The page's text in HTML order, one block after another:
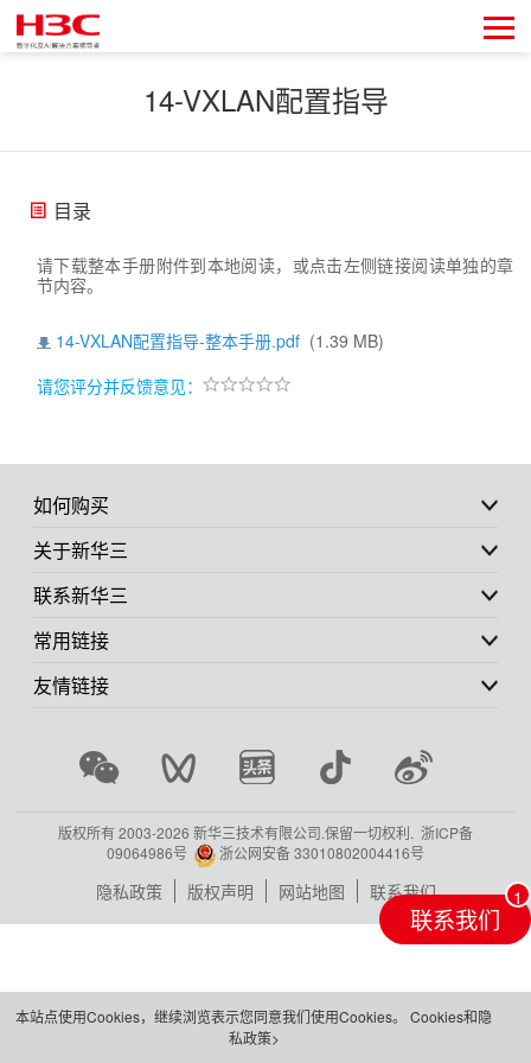
14-VXLAN配置指导
目录
请下载整本手册附件到本地阅读，或点击左侧链接阅读单独的章
节内容。
14-VXLAN配置指导-整本手册.pdf (1.39 MB)
请您评分并反馈意见：
如何购买
关于新华三
联系新华三
常用链接
友情链接
版权所有 2003-2026 新华三技术有限公司.保留一切权利. 浙ICP备
09064986号
浙公网安备 33010802004416号
隐私政策 版权声明 网站地图 联系我们
联系我们
本站点使用Cookies，继续浏览表示您同意我们使用Cookies。 Cookies和隐
私政策>